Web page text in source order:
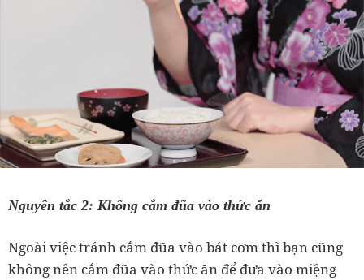
Nguyên tắc 2: Không cắm đũa vào thức ăn
Ngoài việc tránh cắm đũa vào bát cơm thì bạn cũng
không nên cắm đũa vào thức ăn để đưa vào miệng